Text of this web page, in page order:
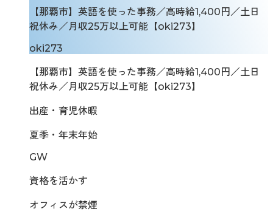
【那覇市】英語を使った事務／高時給1,400円／土日
祝休み／月収25万以上可能【oki273】
oki273
【那覇市】英語を使った事務／高時給1,400円／土日
祝休み／月収25万以上可能【oki273】
出産・育児休暇
夏季・年末年始
GW
資格を活かす
オフィスが禁煙